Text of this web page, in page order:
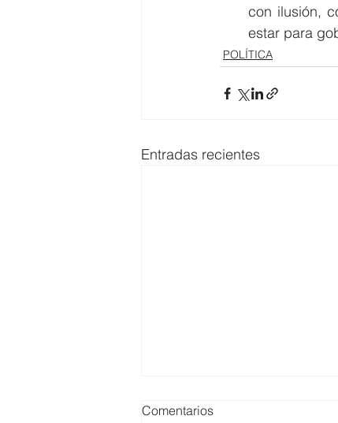
con ilusión,
estar para
POLÍTICA
Entradas recientes
Comentarios